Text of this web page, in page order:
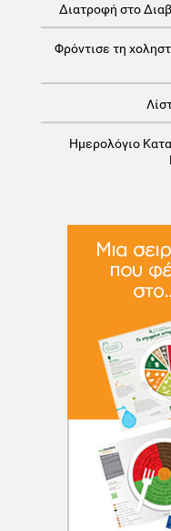
Διατροφή στο
Φρόντισε τη
Ημερολόγιο